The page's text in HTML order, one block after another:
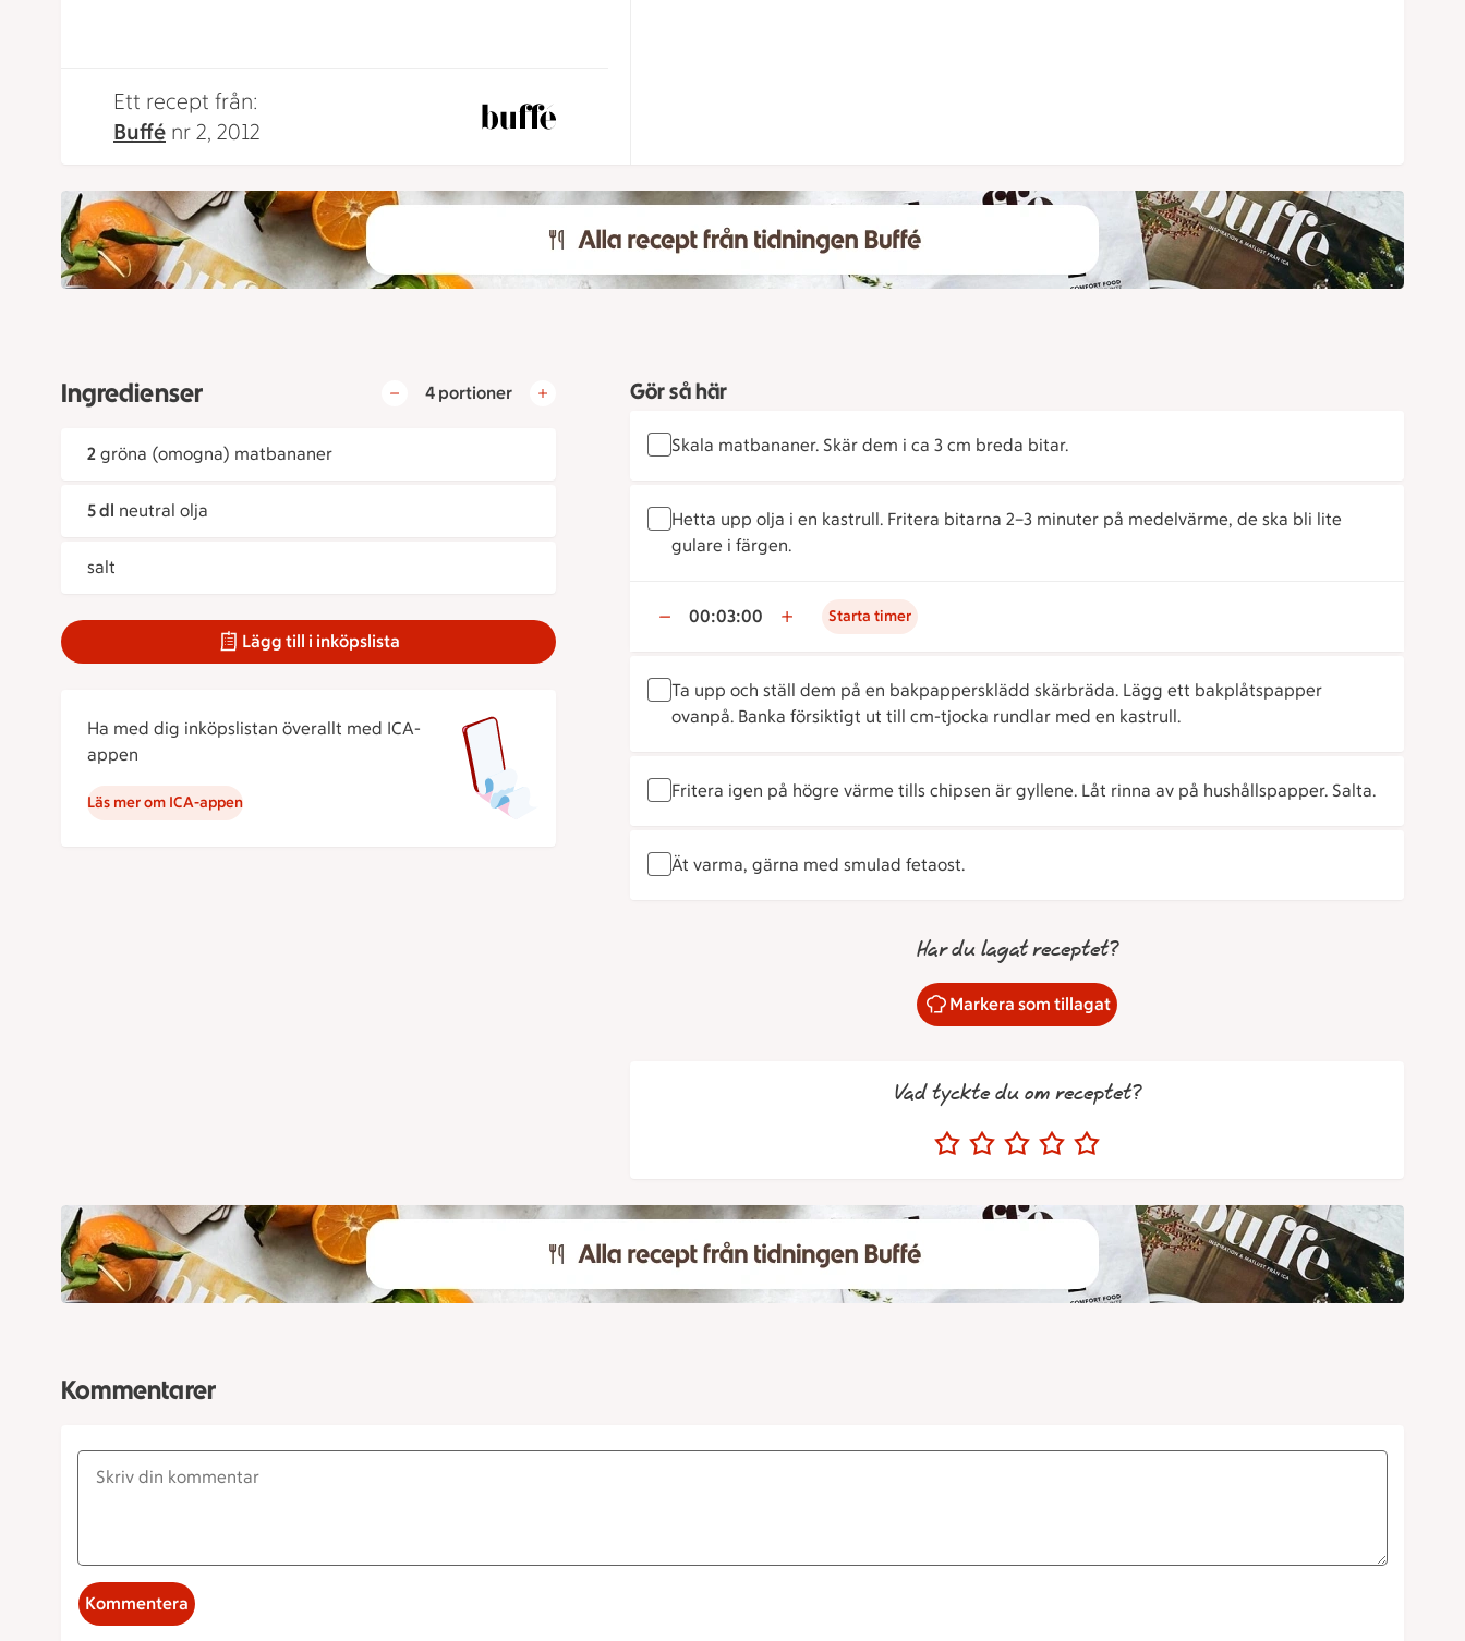
Ett recept från:
Buffé nr 2, 2012
Ingredienser 4 portioner
2 gröna (omogna) matbananer
5 dl neutral olja
salt
Lägg till i inköpslista
Ha med dig inköpslistan överallt med ICA-
appen
Läs mer om ICA-appen
Gör så här
Skala matbananer. Skär dem i ca 3 cm breda bitar.
Hetta upp olja i en kastrull. Fritera bitarna 2–3 minuter på medelvärme, de ska bli lite
gulare i färgen.
00:03:00 Starta timer
Ta upp och ställ dem på en bakpappersklädd skärbräda. Lägg ett bakplåtspapper
ovanpå. Banka försiktigt ut till cm-tjocka rundlar med en kastrull.
Fritera igen på högre värme tills chipsen är gyllene. Låt rinna av på hushållspapper. Salta.
Ät varma, gärna med smulad fetaost.
Har du lagat receptet?
Markera som tillagat
Vad tyckte du om receptet?
Kommentarer
Kommentera